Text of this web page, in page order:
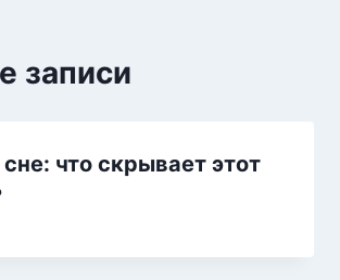
записи
что скрывает этот